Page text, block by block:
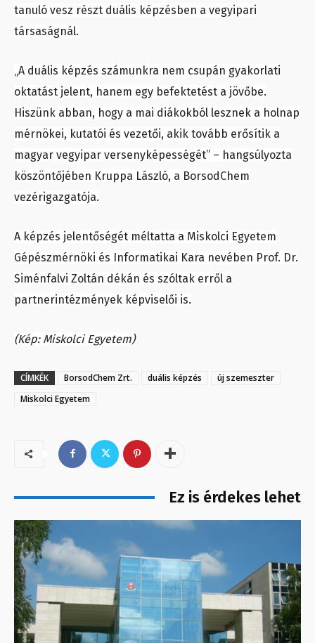
tanuló vesz részt duális képzésben a vegyipari
társaságnál.
„A duális képzés számunkra nem csupán gyakorlati
oktatást jelent, hanem egy befektetést a jövőbe.
Hiszünk abban, hogy a mai diákokból lesznek a holnap
mérnökei, kutatói és vezetői, akik tovább erősítik a
magyar vegyipar versenyképességét” – hangsúlyozta
köszöntőjében Kruppa László, a BorsodChem
vezérigazgatója.
A képzés jelentőségét méltatta a Miskolci Egyetem
Gépészmérnöki és Informatikai Kara nevében Prof. Dr.
Siménfalvi Zoltán dékán és szóltak erről a
partnerintézmények képviselői is.
(Kép: Miskolci Egyetem)
CÍMKÉK BorsodChem Zrt. duális képzés
új szemeszter
Miskolci Egyetem
Ez is érdekes lehet